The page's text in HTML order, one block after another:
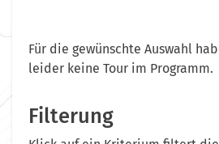
Für die gewünschte Auswahl
leider keine Tour im Programm.
Filterung